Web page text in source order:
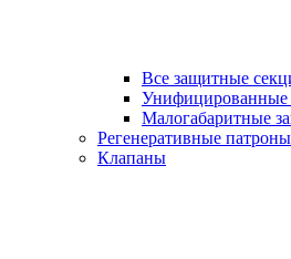
Все защитные
Малогабаритные
Регенеративные патроны
Клапаны